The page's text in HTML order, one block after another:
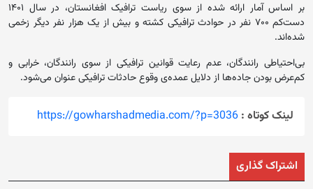
بر اساس آمار ارائه شده از سوی ریاست ترافیک افغانستان، در سال ۱۴۰۱
دست‌کم ۷۰۰ نفر در حوادث ترافیکی کشته و بیش از یک هزار نفر دیگر زخمی
شده‌اند.
بی‌احتیاطی رانندگان، عدم رعایت قوانین ترافیکی از سوی رانندگان، خرابی و
کم‌عرض بودن جاده‌ها از دلایل عمده‌ی وقوع حادثات ترافیکی عنوان می‌شود.
لینک کوتاه : https://gowharshadmedia.com/?p=3036
اشتراک گذاری